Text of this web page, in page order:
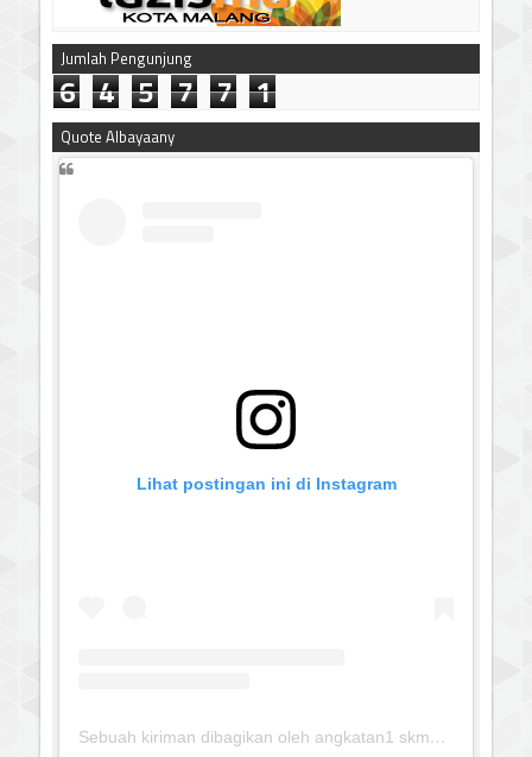
Jumlah Pengunjung
6 4 5 7 7 1
Quote Albayaany
Lihat postingan ini di Instagram
Sebuah kiriman dibagikan oleh angkatan1 skmm 2020 (@albayaanyinfo)